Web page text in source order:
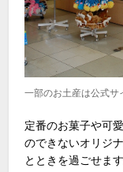
一部のお土産は公式サ
定番のお菓子や可
のできないオリジ
とときを過ごせます